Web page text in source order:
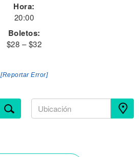
Hora:
20:00
Boletos:
$28 – $32
[Reportar Error]